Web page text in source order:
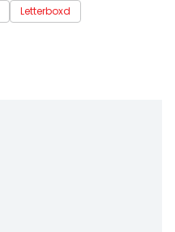
Letterboxd